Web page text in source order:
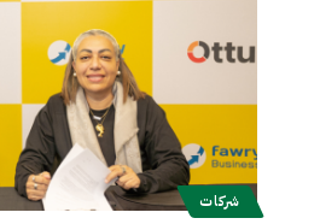
شركات